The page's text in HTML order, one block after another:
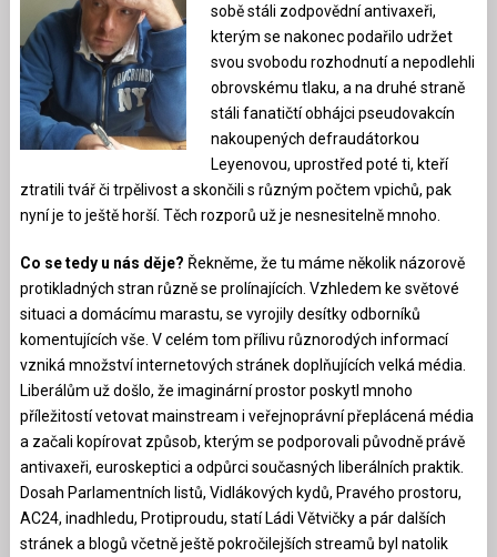
sobě stáli zodpovědní antivaxeři,
kterým se nakonec podařilo udržet
svou svobodu rozhodnutí a nepodlehli
obrovskému tlaku, a na druhé straně
stáli fanatičtí obhájci pseudovakcín
nakoupených defraudátorkou
Leyenovou, uprostřed poté ti, kteří
ztratili tvář či trpělivost a skončili s různým počtem vpichů, pak
nyní je to ještě horší. Těch rozporů už je nesnesitelně mnoho.
Co se tedy u nás děje? Řekněme, že tu máme několik názorově
protikladných stran různě se prolínajících. Vzhledem ke světové
situaci a domácímu marastu, se vyrojily desítky odborníků
komentujících vše. V celém tom přílivu různorodých informací
vzniká množství internetových stránek doplňujících velká média.
Liberálům už došlo, že imaginární prostor poskytl mnoho
příležitostí vetovat mainstream i veřejnoprávní přeplácená média
a začali kopírovat způsob, kterým se podporovali původně právě
antivaxeři, euroskeptici a odpůrci současných liberálních praktik.
Dosah Parlamentních listů, Vidlákových kydů, Pravého prostoru,
AC24, inadhledu, Protiproudu, statí Ládi Větvičky a pár dalších
stránek a blogů včetně ještě pokročilejších streamů byl natolik